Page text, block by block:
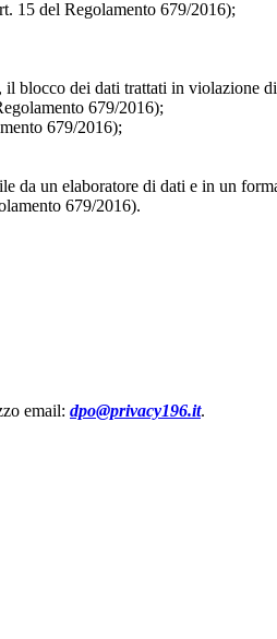
15 del Regolamento 679/2016);
blocco dei dati trattati in violazione
679/2016);
679/2016);
da un elaboratore di dati e in un
679/2016).
email: dpo@privacy196.it.